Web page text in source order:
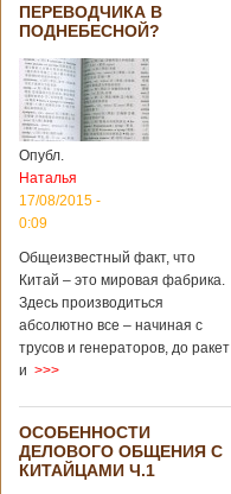
ПЕРЕВОДЧИКА В
ПОДНЕБЕСНОЙ?
Опубл.
Наталья
17/08/2015 -
0:09
Общеизвестный факт, что
Китай – это мировая фабрика.
Здесь производиться
абсолютно все – начиная с
трусов и генераторов, до ракет
и >>>
ОСОБЕННОСТИ
ДЕЛОВОГО ОБЩЕНИЯ С
КИТАЙЦАМИ Ч.1